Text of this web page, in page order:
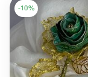
-10%